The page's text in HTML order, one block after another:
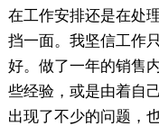
在工作安排还是在处
挡一面。我坚信工作
好。做了一年的销售
些经验，或是由着自
出现了不少的问题，